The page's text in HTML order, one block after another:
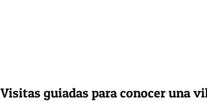
Visitas guiadas para conocer una